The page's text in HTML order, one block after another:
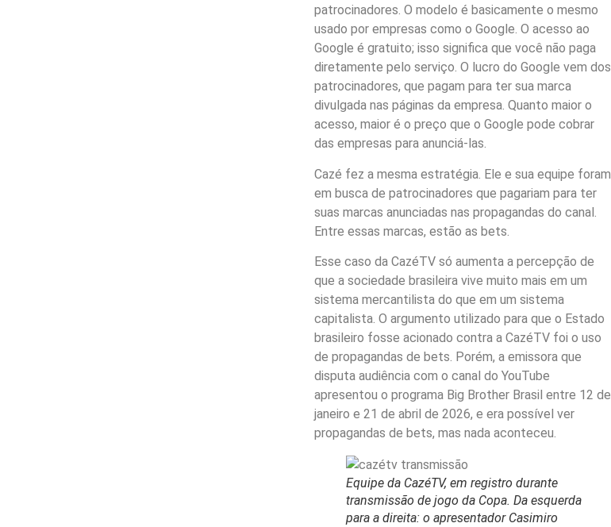
patrocinadores. O modelo é basicamente o mesmo
usado por empresas como o Google. O acesso ao
Google é gratuito; isso significa que você não paga
diretamente pelo serviço. O lucro do Google vem dos
patrocinadores, que pagam para ter sua marca
divulgada nas páginas da empresa. Quanto maior o
acesso, maior é o preço que o Google pode cobrar
das empresas para anunciá-las.
Cazé fez a mesma estratégia. Ele e sua equipe foram
em busca de patrocinadores que pagariam para ter
suas marcas anunciadas nas propagandas do canal.
Entre essas marcas, estão as bets.
Esse caso da CazéTV só aumenta a percepção de
que a sociedade brasileira vive muito mais em um
sistema mercantilista do que em um sistema
capitalista. O argumento utilizado para que o Estado
brasileiro fosse acionado contra a CazéTV foi o uso
de propagandas de bets. Porém, a emissora que
disputa audiência com o canal do YouTube
apresentou o programa Big Brother Brasil entre 12 de
janeiro e 21 de abril de 2026, e era possível ver
propagandas de bets, mas nada aconteceu.
Equipe da CazéTV, em registro durante
transmissão de jogo da Copa. Da esquerda
para a direita: o apresentador Casimiro